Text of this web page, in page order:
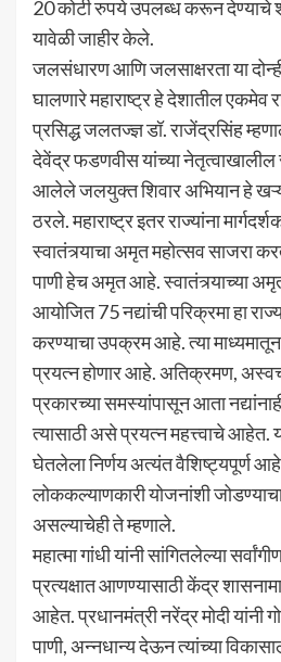
20 कोटी रुपये उपलब्ध करून देण्याचे
यावेळी जाहीर केले.
जलसंधारण आणि जलसाक्षरता या
घालणारे महाराष्ट्र हे देशातील
प्रसिद्ध जलतज्ज्ञ डॉ. राजेंद्रसिंह
देवेंद्र फडणवीस यांच्या
आलेले जलयुक्त शिवार अभियान हे
ठरले. महाराष्ट्र इतर राज्यांना
स्वातंत्र्याचा अमृत महोत्सव साजरा
पाणी हेच अमृत आहे. स्वातंत्र्याच्या
आयोजित 75 नद्यांची परिक्रमा हा
करण्याचा उपक्रम आहे. त्या
प्रयत्न होणार आहे. अतिक्रमण,
प्रकारच्या समस्यांपासून आता
त्यासाठी असे प्रयत्न महत्त्वाचे आहेत.
घेतलेला निर्णय अत्यंत वैशिष्ट्यपूर्ण
लोककल्याणकारी योजनांशी
असल्याचेही ते म्हणाले.
महात्मा गांधी यांनी सांगितलेल्या
प्रत्यक्षात आणण्यासाठी केंद्र
आहेत. प्रधानमंत्री नरेंद्र मोदी यांनी
पाणी, अन्नधान्य देऊन त्यांच्या